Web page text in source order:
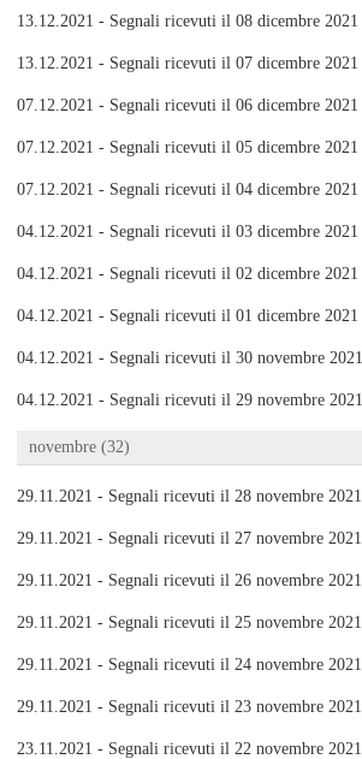
13.12.2021 - Segnali ricevuti il 08 dicembre 2021
13.12.2021 - Segnali ricevuti il 07 dicembre 2021
07.12.2021 - Segnali ricevuti il 06 dicembre 2021
07.12.2021 - Segnali ricevuti il 05 dicembre 2021
07.12.2021 - Segnali ricevuti il 04 dicembre 2021
04.12.2021 - Segnali ricevuti il 03 dicembre 2021
04.12.2021 - Segnali ricevuti il 02 dicembre 2021
04.12.2021 - Segnali ricevuti il 01 dicembre 2021
04.12.2021 - Segnali ricevuti il 30 novembre 2021
04.12.2021 - Segnali ricevuti il 29 novembre 2021
novembre (32)
29.11.2021 - Segnali ricevuti il 28 novembre 2021
29.11.2021 - Segnali ricevuti il 27 novembre 2021
29.11.2021 - Segnali ricevuti il 26 novembre 2021
29.11.2021 - Segnali ricevuti il 25 novembre 2021
29.11.2021 - Segnali ricevuti il 24 novembre 2021
29.11.2021 - Segnali ricevuti il 23 novembre 2021
23.11.2021 - Segnali ricevuti il 22 novembre 2021